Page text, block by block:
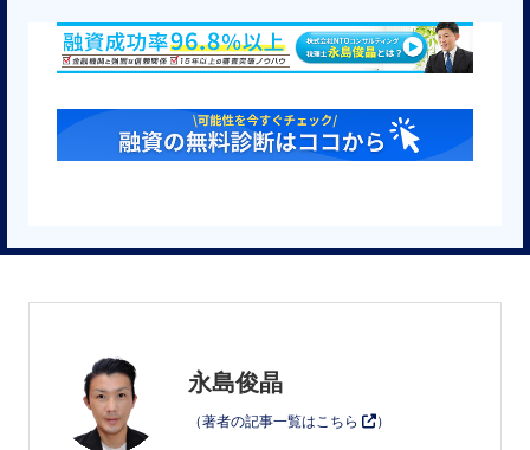
永島俊晶
（著者の記事一覧はこちら ）